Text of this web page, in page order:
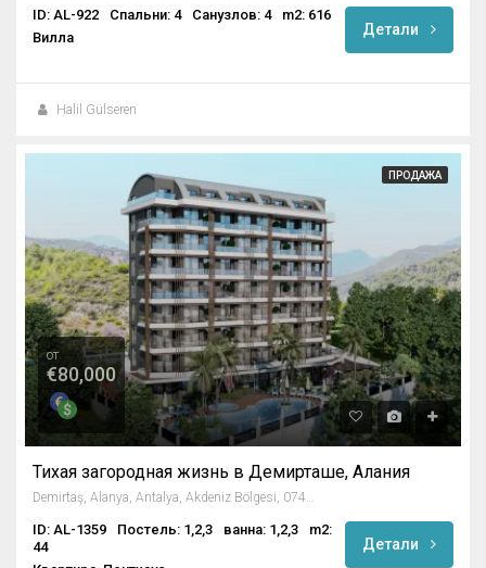
ID: AL-922 Спальни: 4 Санузлов: 4
m2: 616
Вилла
Детали
Halil Gülseren
ПРОДАЖА
от
€80,000
Тихая загородная жизнь в Демирташе, Алания
ID: AL-1359 Постель: 1,2,3 ванна: 1,2,3
m2:
44
Детали